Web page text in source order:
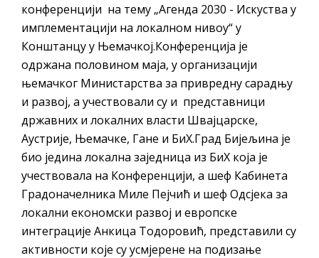
конференцији на тему „Агенда 2030 - Искуства у
имплементацији на локалном нивоу“ у
Конштанцу у Њемачкој.Конференција је
одржана половином маја, у организацији
њемачког Министарства за привредну сарадњу
и развој, а учествовали су и представници
државних и локалних власти Швајцарске,
Аустрије, Њемачке, Гане и БиХ.Град Бијељина је
био једина локална заједница из БиХ која је
учествовала на Конференцији, а шеф Кабинета
Градоначелника Миле Пејчић и шеф Одсјека за
локални економски развој и европске
интеграције Анкица Тодоровић, представили су
активности које су усмјерене на подизање